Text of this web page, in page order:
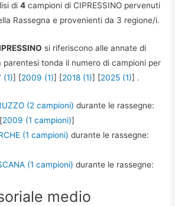
di4 campioni di CIPRESSINO pervenuti
Rassegna e provenienti da 3 regione/i.
si riferiscono alle annate di
tonda il numero di campioni per
(1)] [2009 (1)] [2018 (1)] [2025 (1)] .
(2 campioni) durante le rassegne:
2009 (1 campioni)]
(1 campioni) durante le rassegne:
(1 campioni) durante le rassegne:
medio